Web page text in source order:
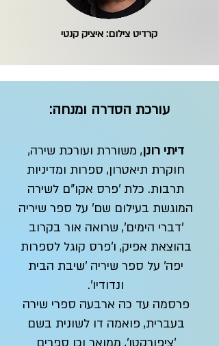
קרדיט צילום: איציק קנטי
עורכת הסדרה ומנחה:
דיתי רונן, משוררת ועורכת שירה,
חוקרת תיאטרון, ספרות ומדיניות
תרבות. כלת 'פרס אקו"ם לשירה
המוגשת בעילום שם' על ספר שיריה
'דברי הימים', שרואה אור בקרוב
בהוצאת אפיק, ו'פרס קוגל לספרות
יפה' על ספר שיריה 'שיבת הבית
ונדודיו'.
פרסמה עד כה ארבעה ספרי שירה
בעברית, פואמה דו לשונית בשם